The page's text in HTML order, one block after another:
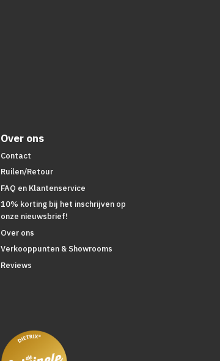
Over ons
Contact
Ruilen/Retour
FAQ en Klantenservice
10% korting bij het inschrijven op
onze nieuwsbrief!
Over ons
Verkooppunten & Showrooms
Reviews